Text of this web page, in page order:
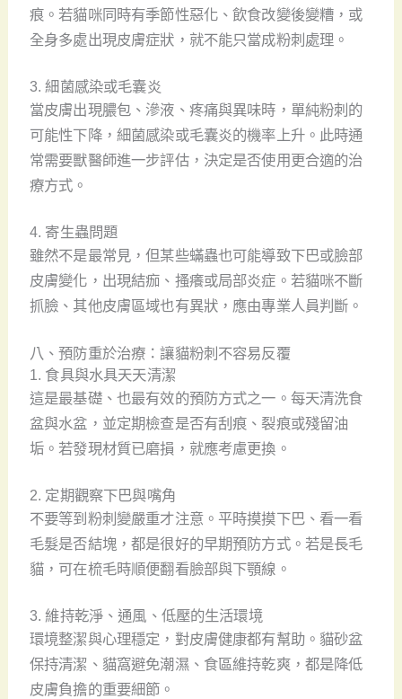
痕。若貓咪同時有季節性惡化、飲食改變後變糟，或
全身多處出現皮膚症狀，就不能只當成粉刺處理。
3. 細菌感染或毛囊炎
當皮膚出現膿包、滲液、疼痛與異味時，單純粉刺的
可能性下降，細菌感染或毛囊炎的機率上升。此時通
常需要獸醫師進一步評估，決定是否使用更合適的治
療方式。
4. 寄生蟲問題
雖然不是最常見，但某些蟎蟲也可能導致下巴或臉部
皮膚變化，出現結痂、搔癢或局部炎症。若貓咪不斷
抓臉、其他皮膚區域也有異狀，應由專業人員判斷。
八、預防重於治療：讓貓粉刺不容易反覆
1. 食具與水具天天清潔
這是最基礎、也最有效的預防方式之一。每天清洗食
盆與水盆，並定期檢查是否有刮痕、裂痕或殘留油
垢。若發現材質已磨損，就應考慮更換。
2. 定期觀察下巴與嘴角
不要等到粉刺變嚴重才注意。平時摸摸下巴、看一看
毛髮是否結塊，都是很好的早期預防方式。若是長毛
貓，可在梳毛時順便翻看臉部與下顎線。
3. 維持乾淨、通風、低壓的生活環境
環境整潔與心理穩定，對皮膚健康都有幫助。貓砂盆
保持清潔、貓窩避免潮濕、食區維持乾爽，都是降低
皮膚負擔的重要細節。